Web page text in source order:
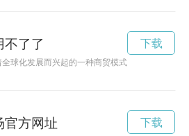
不了了
球化发展而兴起的一种商贸模式，借助互联网
下载
官方网址 下载